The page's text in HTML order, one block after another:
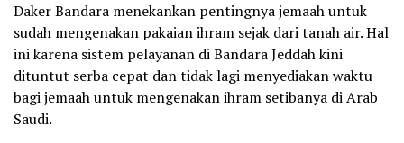
Daker Bandara menekankan pentingnya jemaah untuk
sudah mengenakan pakaian ihram sejak dari tanah air. Hal
ini karena sistem pelayanan di Bandara Jeddah kini
dituntut serba cepat dan tidak lagi menyediakan waktu
bagi jemaah untuk mengenakan ihram setibanya di Arab
Saudi.